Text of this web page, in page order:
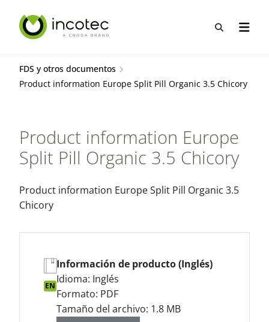
contenido
menú
Abrir
Abrir
FDS y otros documentos
Product information Europe Split Pill Organic 3.5 Chicory
Product information Europe
Split Pill Organic 3.5 Chicory
Product information Europe Split Pill Organic 3.5
Chicory
EN
Información de producto (Inglés)
Idioma: Inglés
Formato: PDF
Tamaño del archivo: 1.8 MB